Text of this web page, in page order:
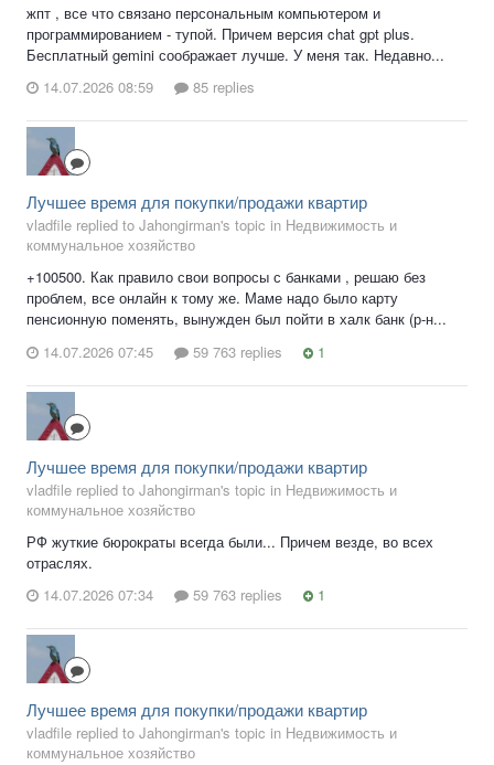
жпт , все что связано персональным компьютером и
программированием - тупой. Причем версия chat gpt plus.
Бесплатный gemini соображает лучше. У меня так. Недавно...
14.07.2026 08:59
85 replies
Лучшее время для покупки/продажи квартир
vladfile replied to Jahongirman's topic in Недвижимость и
коммунальное хозяйство
+100500. Как правило свои вопросы с банками , решаю без
проблем, все онлайн к тому же. Маме надо было карту
пенсионную поменять, вынужден был пойти в халк банк (р-н...
14.07.2026 07:45
59 763 replies 1
Лучшее время для покупки/продажи квартир
vladfile replied to Jahongirman's topic in Недвижимость и
коммунальное хозяйство
РФ жуткие бюрократы всегда были... Причем везде, во всех
отраслях.
14.07.2026 07:34
59 763 replies 1
Лучшее время для покупки/продажи квартир
vladfile replied to Jahongirman's topic in Недвижимость и
коммунальное хозяйство